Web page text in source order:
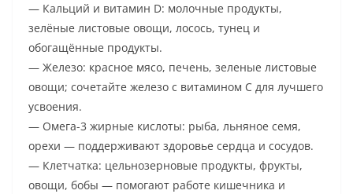
— Кальций и витамин D: молочные продукты,
зелёные листовые овощи, лосось, тунец и
обогащённые продукты.
— Железо: красное мясо, печень, зеленые листовые
овощи; сочетайте железо с витамином C для лучшего
усвоения.
— Омега-3 жирные кислоты: рыба, льняное семя,
орехи — поддерживают здоровье сердца и сосудов.
— Клетчатка: цельнозерновые продукты, фрукты,
овощи, бобы — помогают работе кишечника и